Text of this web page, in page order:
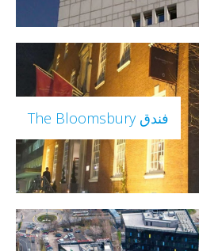
فندق The Bloomsbury